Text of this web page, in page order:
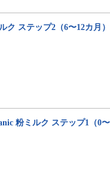
ク ステップ2（6〜12カ月
粉ミルク ステップ1（0